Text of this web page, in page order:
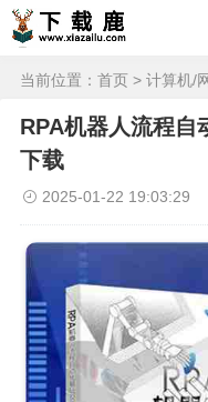
当前位置： 首页 > 计算机/
RPA机器人流程自
下载
2025-01-22 19:03:29